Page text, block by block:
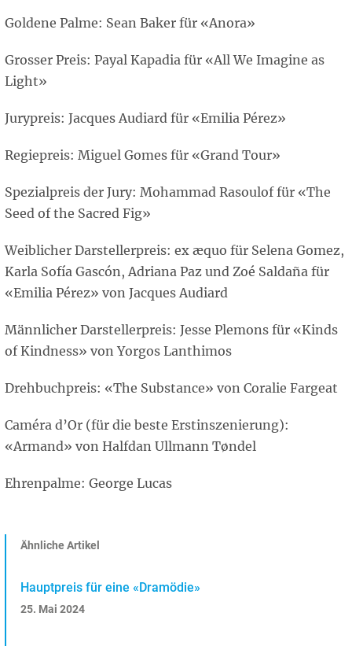
Goldene Palme: Sean Baker für «Anora»
Grosser Preis: Payal Kapadia für «All We Imagine as
Light»
Jurypreis: Jacques Audiard für «Emilia Pérez»
Regiepreis: Miguel Gomes für «Grand Tour»
Spezialpreis der Jury: Mohammad Rasoulof für «The
Seed of the Sacred Fig»
Weiblicher Darstellerpreis: ex æquo für Selena Gomez,
Karla Sofía Gascón, Adriana Paz und Zoé Saldaña für
«Emilia Pérez» von Jacques Audiard
Männlicher Darstellerpreis: Jesse Plemons für «Kinds
of Kindness» von Yorgos Lanthimos
Drehbuchpreis: «The Substance» von Coralie Fargeat
Caméra d’Or (für die beste Erstinszenierung):
«Armand» von Halfdan Ullmann Tøndel
Ehrenpalme: George Lucas
Ähnliche Artikel
Hauptpreis für eine «Dramödie»
25. Mai 2024